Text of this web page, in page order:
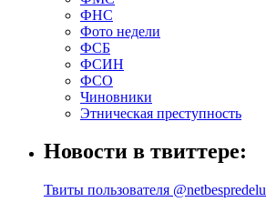
ФНС
Фото недели
ФСБ
ФСИН
ФСО
Чиновники
Этническая преступность
Новости в твиттере:
Твиты пользователя @netbespredelu